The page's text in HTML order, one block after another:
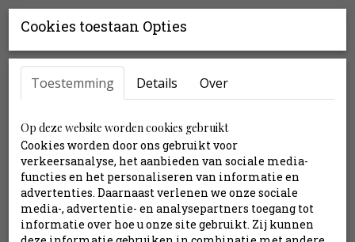
Boeket is ca. 70 cm hoog (of naar eigen wens te
bepalen)
Exclusief vaas
Inclusief stylingtips
Inhoud:
Bessentak rood
Bessentak rood
Cookies toestaan Opties
Toestemming Details Over
Op deze website worden cookies gebruikt
Cookies worden door ons gebruikt voor
verkeersanalyse, het aanbieden van sociale media-
functies en het personaliseren van informatie en
advertenties. Daarnaast verlenen we onze sociale
media-, advertentie- en analysepartners toegang tot
informatie over hoe u onze site gebruikt. Zij kunnen